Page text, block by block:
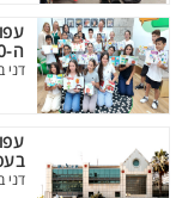
ה-100
דני
דני